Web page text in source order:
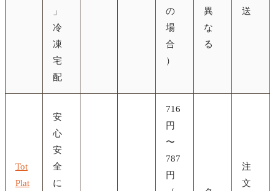
」
冷
凍
宅
配
の
場
合
）
異
な
る
送
Tot
Plat
安
心
安
全
に
716
円
〜
787
円
注
文